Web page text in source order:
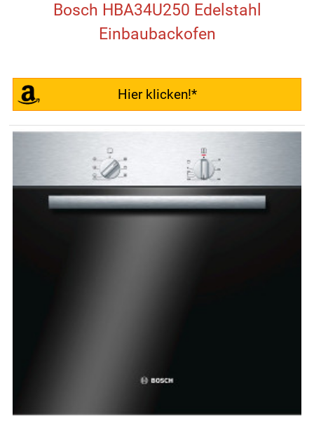
Bosch HBA34U250 Edelstahl
Einbaubackofen
Hier klicken!*